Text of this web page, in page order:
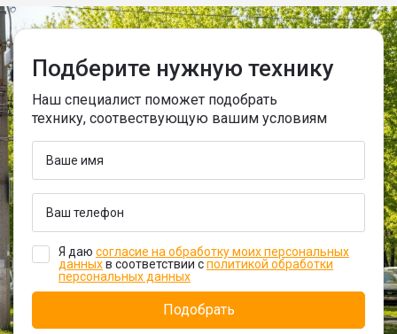
Подберите нужную технику
Наш специалист поможет подобрать
технику, соотвествующую вашим условиям
Я даю согласие на обработку моих персональных
данныхв соответствии сполитикой обработки
персональных данных